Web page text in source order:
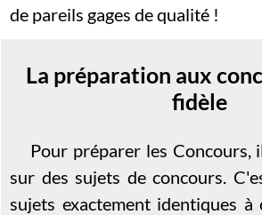
de pareils gages de qualité !
La préparation aux
fidèle
Pour préparer les Concours,
sur des sujets de concours.
sujets exactement identiques